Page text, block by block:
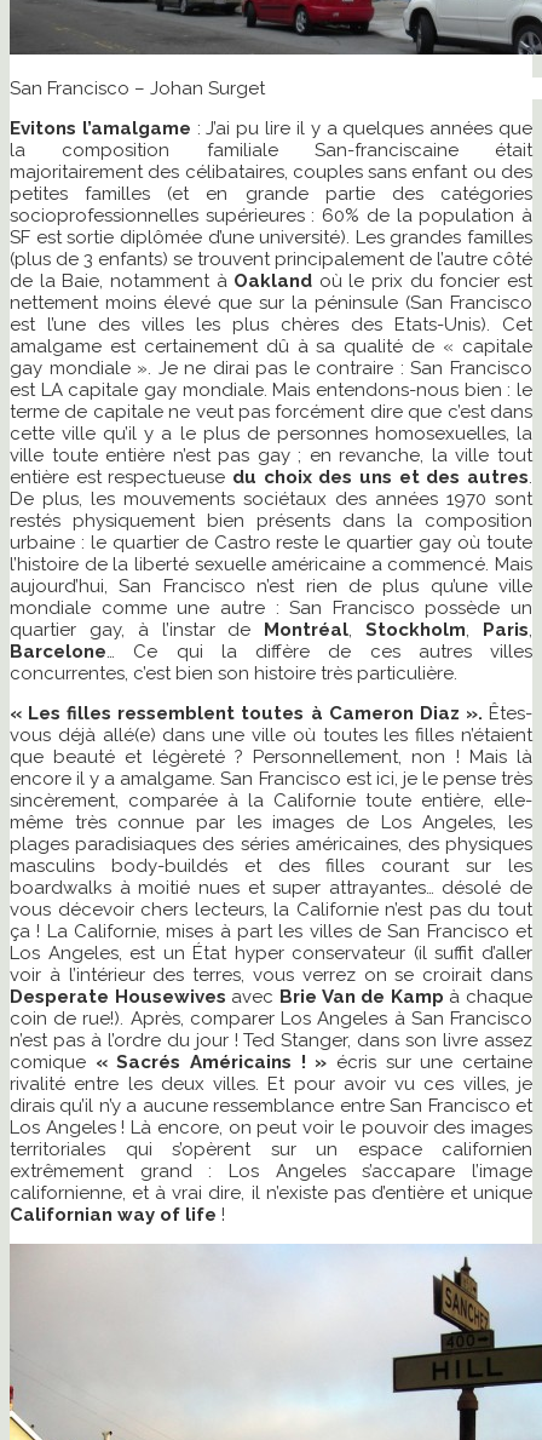
San Francisco – Johan Surget
Evitons l’amalgame : J’ai pu lire il y a quelques années que
la composition familiale San-franciscaine était
majoritairement des célibataires, couples sans enfant ou des
petites familles (et en grande partie des catégories
socioprofessionnelles supérieures : 60% de la population à
SF est sortie diplômée d’une université). Les grandes familles
(plus de 3 enfants) se trouvent principalement de l’autre côté
de la Baie, notamment à Oakland où le prix du foncier est
nettement moins élevé que sur la péninsule (San Francisco
est l’une des villes les plus chères des Etats-Unis). Cet
amalgame est certainement dû à sa qualité de « capitale
gay mondiale ». Je ne dirai pas le contraire : San Francisco
est LA capitale gay mondiale. Mais entendons-nous bien : le
terme de capitale ne veut pas forcément dire que c’est dans
cette ville qu’il y a le plus de personnes homosexuelles, la
ville toute entière n’est pas gay ; en revanche, la ville tout
entière est respectueuse du choix des uns et des autres.
De plus, les mouvements sociétaux des années 1970 sont
restés physiquement bien présents dans la composition
urbaine : le quartier de Castro reste le quartier gay où toute
l’histoire de la liberté sexuelle américaine a commencé. Mais
aujourd’hui, San Francisco n’est rien de plus qu’une ville
mondiale comme une autre : San Francisco possède un
quartier gay, à l’instar de Montréal,Stockholm, Paris,
Barcelone… Ce qui la diffère de ces autres villes
concurrentes, c’est bien son histoire très particulière.
« Les filles ressemblent toutes à Cameron Diaz ». Êtes-
vous déjà allé(e) dans une ville où toutes les filles n’étaient
que beauté et légèreté ? Personnellement, non ! Mais là
encore il y a amalgame. San Francisco est ici, je le pense très
sincèrement, comparée à la Californie toute entière, elle-
même très connue par les images de Los Angeles, les
plages paradisiaques des séries américaines, des physiques
masculins body-buildés et des filles courant sur les
boardwalks à moitié nues et super attrayantes… désolé de
vous décevoir chers lecteurs, la Californie n’est pas du tout
ça ! La Californie, mises à part les villes de San Francisco et
Los Angeles, est un État hyper conservateur (il suffit d’aller
voir à l’intérieur des terres, vous verrez on se croirait dans
Desperate Housewives avec Brie Van de Kamp à chaque
coin de rue!). Après, comparer Los Angeles à San Francisco
n’est pas à l’ordre du jour ! Ted Stanger, dans son livre assez
comique « Sacrés Américains ! » écris sur une certaine
rivalité entre les deux villes. Et pour avoir vu ces villes, je
dirais qu’il n’y a aucune ressemblance entre San Francisco et
Los Angeles ! Là encore, on peut voir le pouvoir des images
territoriales qui s’opèrent sur un espace californien
extrêmement grand : Los Angeles s’accapare l’image
californienne, et à vrai dire, il n’existe pas d’entière et unique
Californian way of life !